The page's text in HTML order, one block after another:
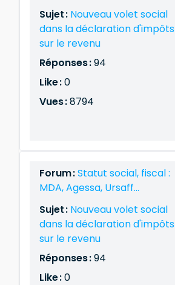
Sujet : Nouveau volet social
dans la déclaration d'impôts
sur le revenu
Réponses :94
Like :0
Vues :8794
Forum :Statut social, fiscal :
MDA, Agessa, Ursaff...
Sujet : Nouveau volet social
dans la déclaration d'impôts
sur le revenu
Réponses :94
Like :0